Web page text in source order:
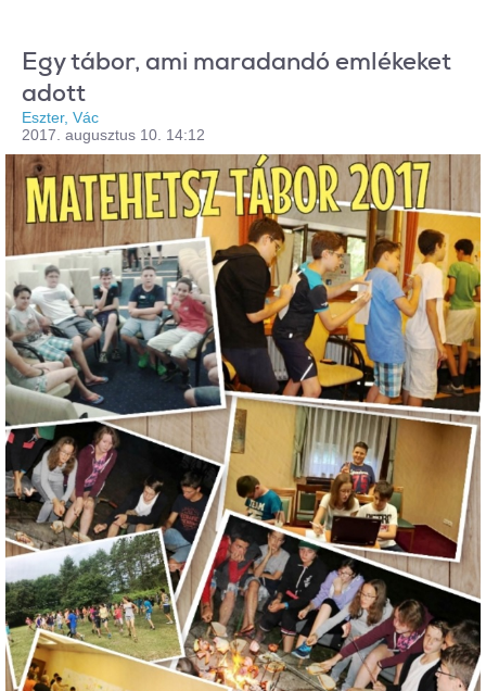
Egy tábor, ami maradandó emlékeket
adott
Eszter, Vác
2017. augusztus 10. 14:12